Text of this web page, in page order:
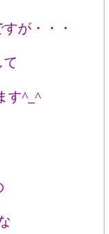
が・・・
て
す^_^